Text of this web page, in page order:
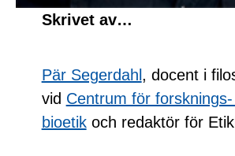
Skrivet av…
Pär Segerdahl , docent i
vid Centrum för
bioetikoch redaktör för